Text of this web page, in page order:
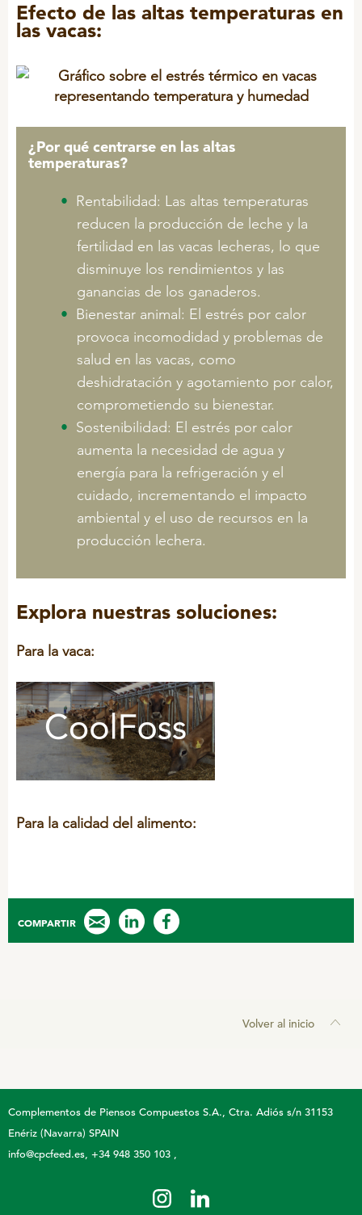
Premezclas vitamínico minerales
Efecto de las altas temperaturas en
las vacas:
¿Por qué centrarse en las altas
temperaturas?
Rentabilidad: Las altas temperaturas
reducen la producción de leche y la
fertilidad en las vacas lecheras, lo que
disminuye los rendimientos y las
ganancias de los ganaderos.
Bienestar animal: El estrés por calor
provoca incomodidad y problemas de
salud en las vacas, como
deshidratación y agotamiento por calor,
comprometiendo su bienestar.
Sostenibilidad: El estrés por calor
aumenta la necesidad de agua y
energía para la refrigeración y el
cuidado, incrementando el impacto
ambiental y el uso de recursos en la
producción lechera.
Explora nuestras soluciones:
Para la vaca:
Para la calidad del alimento:
COMPARTIR
Volver al inicio
Complementos de Piensos Compuestos S.A. Ctra. Adiós s/n 31153
Enériz (Navarra) SPAIN
info@cpcfeed.es +34 948 350 103